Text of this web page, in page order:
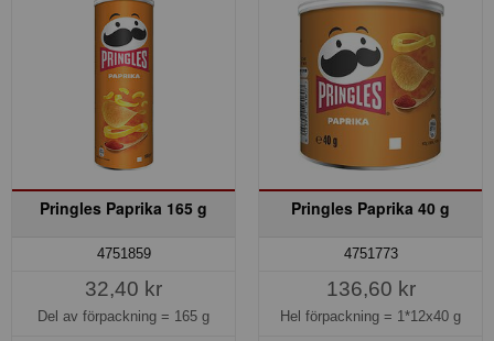
Pringles Paprika 165 g
4751859
32,40 kr
Del av förpackning = 165 g
Pringles Paprika 40 g
4751773
136,60 kr
Hel förpackning = 1*12x40 g